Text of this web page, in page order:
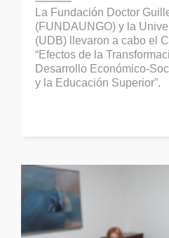
La Fundación Doctor
(FUNDAUNGO) y la
(UDB) llevaron a cabo el
“Efectos de la
Desarrollo Económico-
y la Educación Superior”.